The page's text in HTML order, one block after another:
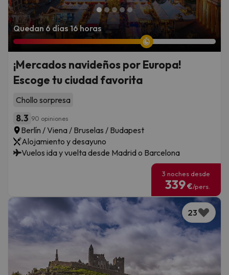
Quedan 6 días 16 horas
¡Mercados navideños por Europa!
Escoge tu ciudad favorita
Chollo sorpresa
8.3 90 opiniones
Berlín / Viena / Bruselas / Budapest
Alojamiento y desayuno
Vuelos ida y vuelta desde Madrid o Barcelona
3 noches desde
339€/pers.
23